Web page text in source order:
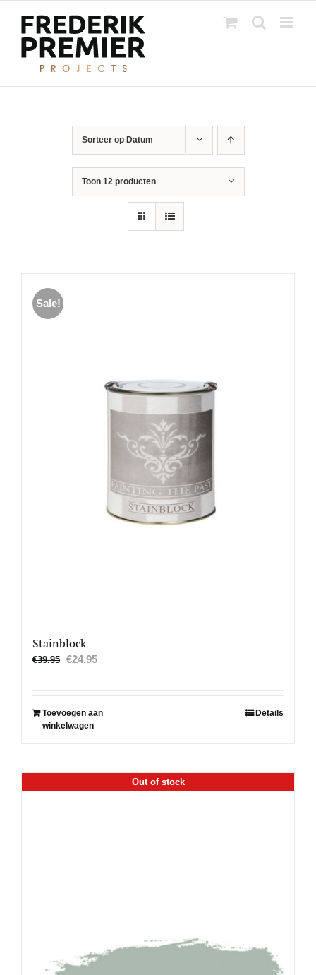
inhoud
Sorteer op Datum
Toon 12 producten
Sale!
Stainblock
€39.95 Oorspronkelijke
€24.95Huidige
Toevoegen aan
winkelwagen
Details
Out of stock